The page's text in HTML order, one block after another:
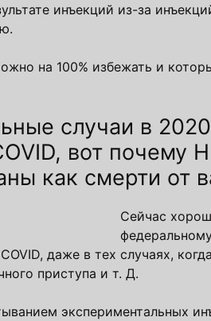
инъекций из-за
на 100% избежать и
случаи в
вот почему
как смерти от
Сейчас
даже в тех случаях,
приступа и т. Д.
экспериментальных